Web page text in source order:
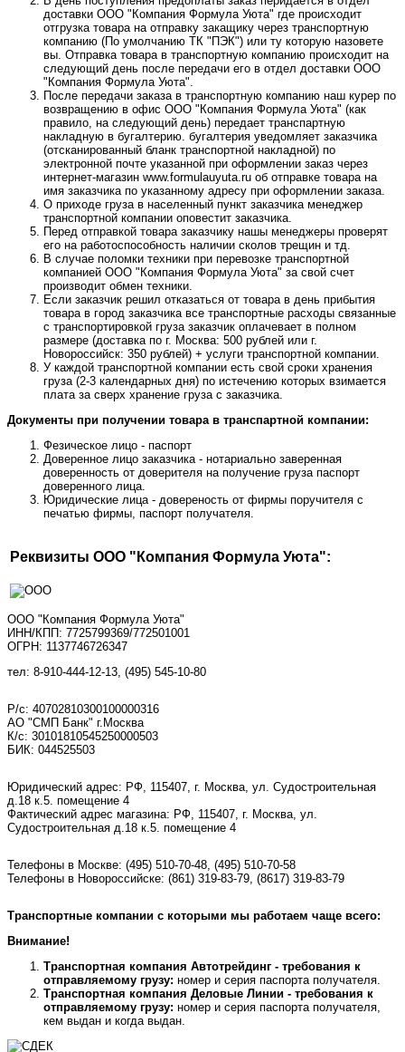
доставки ООО "Компания Формула Уюта" где происходит
отгрузка товара на отправку закащику через транспортную
компанию (По умолчанию ТК "ПЭК") или ту которую назовете
вы. Отправка товара в транспортную компанию происходит на
следующий день после передачи его в отдел доставки ООО
"Компания Формула Уюта".
После передачи заказа в транспортную компанию наш курер по
возвращению в офис ООО "Компания Формула Уюта" (как
правило, на следующий день) передает транспартную
накладную в бугалтерию. бугалтерия уведомляет заказчика
(отсканированный бланк транспортной накладной) по
электронной почте указанной при оформлении заказ через
интернет-магазин www.formulauyuta.ru об отправке товара на
имя заказчика по указанному адресу при оформлении заказа.
О приходе груза в населенный пункт заказчика менеджер
транспортной компании оповестит заказчика.
Перед отправкой товара заказчику нашы менеджеры проверят
его на работоспособность наличии сколов трещин и тд.
В случае поломки техники при перевозке транспортной
компанией ООО "Компания Формула Уюта" за свой счет
производит обмен техники.
Если заказчик решил отказаться от товара в день прибытия
товара в город заказчика все транспортные расходы связанные
с транспортировкой груза заказчик оплачевает в полном
размере (доставка по г. Москва: 500 рублей или г.
Новороссийск: 350 рублей) + услуги транспортной компании.
У каждой транспортной компании есть свой сроки хранения
груза (2-3 календарных дня) по истечению которых взимается
плата за сверх хранение груза с заказчика.
Документы при получении товара в транспартной компании:
Фезическое лицо - паспорт
Доверенное лицо заказчика - нотариально заверенная
доверенность от доверителя на получение груза паспорт
доверенного лица.
Юридические лица - довереность от фирмы поручителя с
печатью фирмы, паспорт получателя.
Реквизиты ООО "Компания Формула Уюта":
ООО "Компания Формула Уюта"
ИНН/КПП: 7725799369/772501001
ОГРН: 1137746726347
тел: 8-910-444-12-13, (495) 545-10-80
Р/с: 40702810300100000316
АО "СМП Банк" г.Москва
К/с: 30101810545250000503
БИК: 044525503
Юридический адрес: РФ, 115407, г. Москва, ул. Судостроительная
д.18 к.5. помещение 4
Фактический адрес магазина: РФ, 115407, г. Москва, ул.
Судостроительная д.18 к.5. помещение 4
Телефоны в Москве: (495) 510-70-48 (495) 510-70-58
Телефоны в Новороссийске: (861) 319-83-79, (8617) 319-83-79
Транспортные компании с которыми мы работаем чаще всего:
Внимание!
Транспортная компания Автотрейдинг - требования к
отправляемому грузу: номер и серия паспорта получателя.
Транспортная компания Деловые Линии - требования к
отправляемому грузу: номер и серия паспорта получателя,
кем выдан и когда выдан.